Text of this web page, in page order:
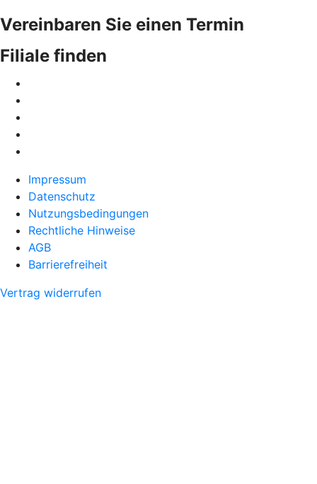
Vereinbaren Sie einen Termin
Filiale finden
Impressum
Datenschutz
Nutzungsbedingungen
Rechtliche Hinweise
AGB
Barrierefreiheit
Vertrag widerrufen